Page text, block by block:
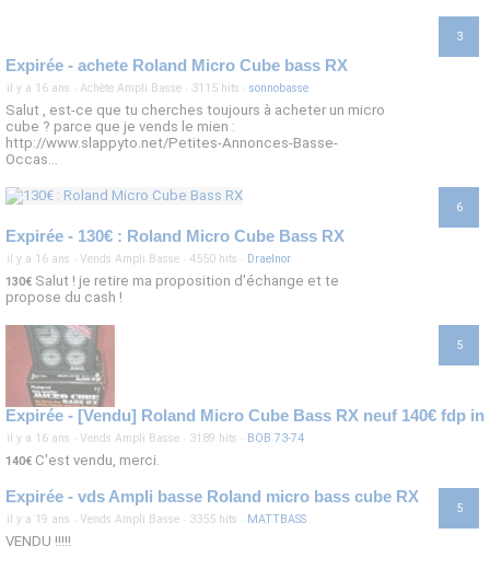
3
Expirée - achete Roland Micro Cube bass RX
il y a 16 ans · Achète Ampli Basse · 3115 hits · sonnobasse
Salut , est-ce que tu cherches toujours à acheter un micro
cube ? parce que je vends le mien :
http://www.slappyto.net/Petites-Annonces-Basse-
Occas...
6
Expirée - 130€ : Roland Micro Cube Bass RX
il y a 16 ans · Vends Ampli Basse · 4550 hits · Draelnor
130€ Salut ! je retire ma proposition d'échange et te
propose du cash !
5
Expirée - [Vendu] Roland Micro Cube Bass RX neuf 140€ fdp
il y a 16 ans · Vends Ampli Basse · 3189 hits · BOB 73-74
140€ C'est vendu, merci.
5
Expirée - vds Ampli basse Roland micro bass cube RX
il y a 19 ans · Vends Ampli Basse · 3355 hits · MATTBASS
VENDU !!!!!